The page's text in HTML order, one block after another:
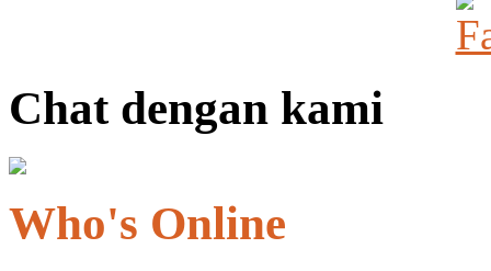
Chat dengan kami
Who's Online